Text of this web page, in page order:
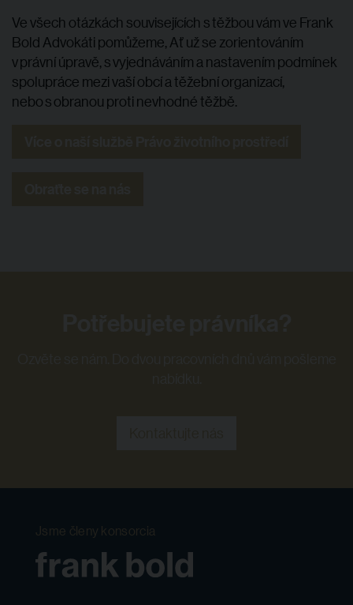
Ve všech otázkách souvisejících s těžbou vám ve Frank
Bold Advokáti pomůžeme, Ať už se zorientováním
v právní úpravě, s vyjednáváním a nastavením podmínek
spolupráce mezi vaší obcí a těžební organizací,
nebo s obranou proti nevhodné těžbě.
Jsme členy konsorcia